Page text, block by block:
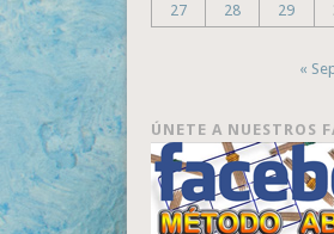
27
28 29
«
ÚNETE A NUESTROS